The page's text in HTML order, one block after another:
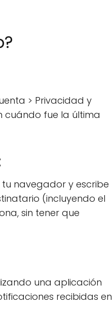
> Privacidad y
cuándo fue la última
navegador y escribe
(incluyendo el
sin tener que
una aplicación
recibidas en